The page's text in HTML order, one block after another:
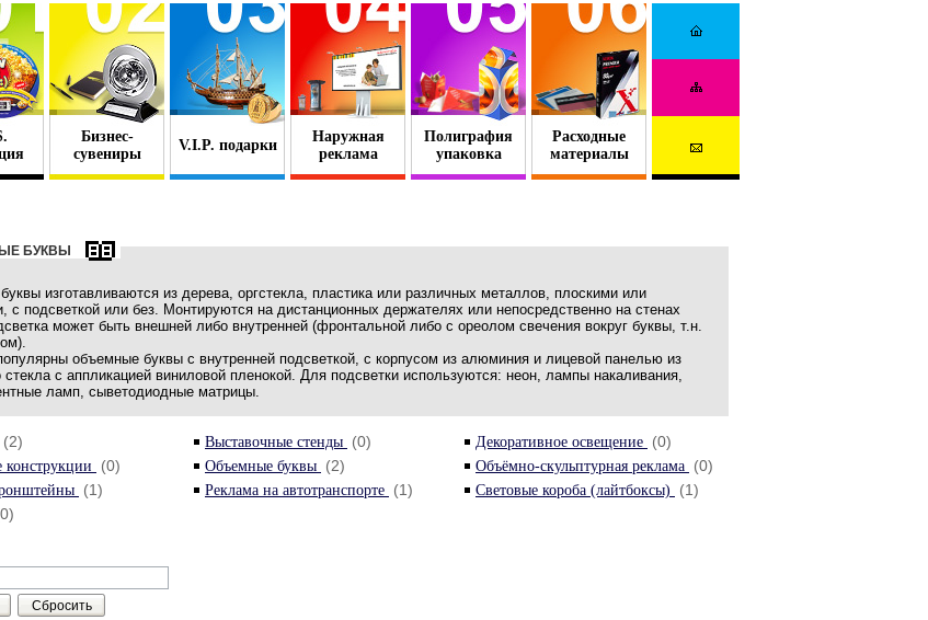
Бизнес-
сувениры
V.I.P. подарки
Наружная
реклама
Полиграфия
упаковка
Расходные
материалы
БУКВЫ
изготавливаются из дерева, оргстекла, пластика или различных металлов, плоскими или
с подсветкой или без. Монтируются на дистанционных держателях или непосредственно на стенах
может быть внешней либо внутренней (фронтальной либо с ореолом свечения вокруг буквы, т.н.
объемные буквы с внутренней подсветкой, с корпусом из алюминия и лицевой панелью из
стекла с аппликацией виниловой пленокой. Для подсветки используются: неон, лампы накаливания,
ламп, сыветодиодные матрицы.
(2) Выставочные стенды (0) Декоративное освещение (0)
(0) Объемные буквы (2) Объёмно-скульптурная реклама (0)
(1) Реклама на автотранспорте (1) Световые короба (лайтбоксы) (1)